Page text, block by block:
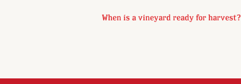
When is a vineyard ready for harvest?